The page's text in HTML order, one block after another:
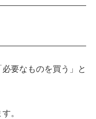
必要なものを買う」と
。